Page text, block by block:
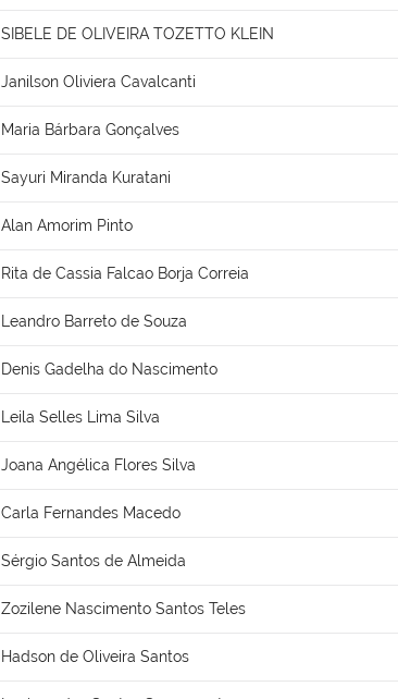
SIBELE DE OLIVEIRA TOZETTO KLEIN
Janilson Oliviera Cavalcanti
Maria Bárbara Gonçalves
Sayuri Miranda Kuratani
Alan Amorim Pinto
Rita de Cassia Falcao Borja Correia
Leandro Barreto de Souza
Denis Gadelha do Nascimento
Leila Selles Lima Silva
Joana Angélica Flores Silva
Carla Fernandes Macedo
Sérgio Santos de Almeida
Zozilene Nascimento Santos Teles
Hadson de Oliveira Santos